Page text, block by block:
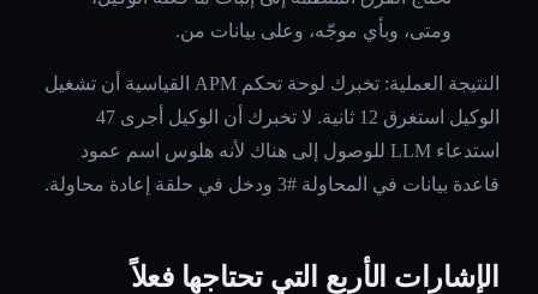
ومتى، وبأي موجّه، وعلى بيانات من.
النتيجة العملية: تخبرك لوحة تحكم APM القياسية أن تشغيل
الوكيل استغرق 12 ثانية. لا تخبرك أن الوكيل أجرى 47
استدعاء LLM للوصول إلى هناك لأنه هلوس اسم عمود
قاعدة بيانات في المحاولة #3 ودخل في حلقة إعادة محاولة.
الإشارات الأربع التي تحتاجها فعلاً